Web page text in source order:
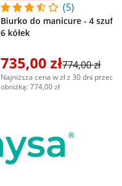
(5)
Biurko do manicure - 4
6 kółek
735,00 zł774,00 zł
Najniższa cena w zł z 30 dni przed
obniżką: 774,00 zł